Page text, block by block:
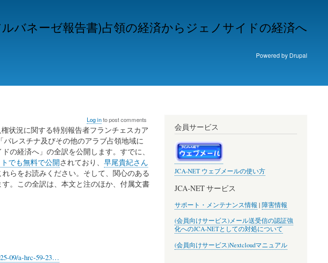
バネーゼ報告書)占領の経済からジェノサイドの経済へ
Powered by Drupal
Log into post comments
状況に関する特別報告者フランチェスカア
パレスチナ及びその他のアラブ占領地域に
経済へ」の全訳を公開します。すでに、
でも無料で公開されており、 早尾貴紀さん
らをお読みください。そして、関心のある
。この全訳は、本文と注のほか、付属文書
09/a-hrc-59-23…
会員サービス
JCA-NET ウェブメールの使い方
JCA-NET サービス
サポート・メンテナンス情報 | 障害情報
(会員向けサービス)メール送受信の認証強
化へのJCA-NETとしての対処について
(会員向けサービス)Nextcloudマニュアル